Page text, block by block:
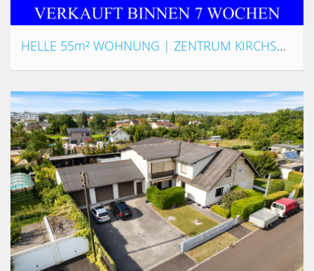
HELLE 55m² WOHNUNG | ZENTRUM KIRCHSCHLAG |20m² SONNENTERRASSE | STARTWHG OD. ANLAGEGELEGENHEIT